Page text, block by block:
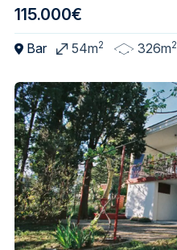
115.000€
Bar 54m2 326m2